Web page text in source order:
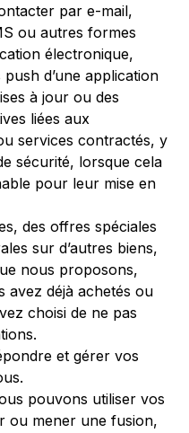
par e-mail,
ou autres formes
électronique,
d’une application
à jour ou des
liées aux
services contractés, y
sécurité, lorsque cela
pour leur mise en
des offres spéciales
sur d’autres biens,
nous proposons,
avez déjà achetés ou
choisi de ne pas
et gérer vos
pouvons utiliser vos
ou mener une fusion,